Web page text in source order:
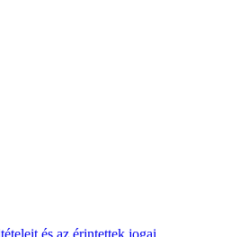
és az érintettek jogai